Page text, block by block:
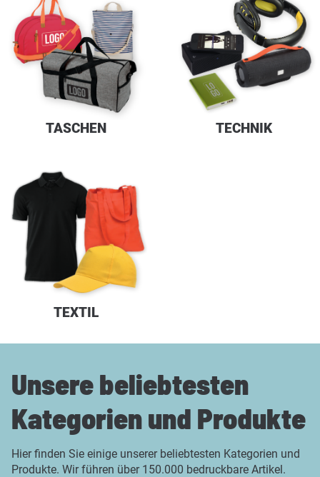
TASCHEN TECHNIK
TEXTIL
Unsere beliebtesten
Kategorien und Produkte
Hier finden Sie einige unserer beliebtesten Kategorien und
Produkte. Wir führen über 150.000 bedruckbare Artikel.